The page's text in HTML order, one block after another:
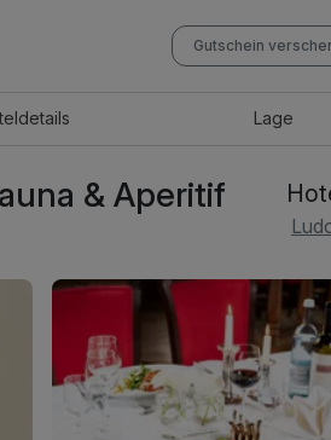
Gutschein
details Lage
& Aperitif